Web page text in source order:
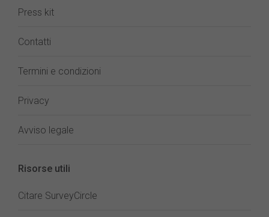
Press kit
Contatti
Termini e condizioni
Privacy
Avviso legale
Risorse utili
Citare SurveyCircle